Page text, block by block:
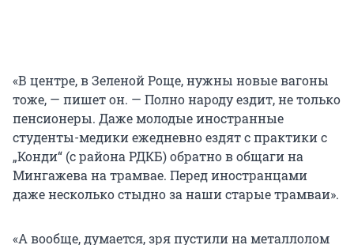
«В центре, в Зеленой Роще, нужны новые вагоны
тоже, — пишет он. — Полно народу ездит, не только
пенсионеры. Даже молодые иностранные
студенты-медики ежедневно ездят с практики с
„Конди“ (с района РДКБ) обратно в общаги на
Мингажева на трамвае. Перед иностранцами
даже несколько стыдно за наши старые трамваи».
«А вообще, думается, зря пустили на металлолом